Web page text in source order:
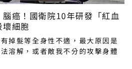
癌！國衛院10年研發「紅血
細胞
掉髮等全身性不適，最大原因是
溶解，或者敵我不分的攻擊身體